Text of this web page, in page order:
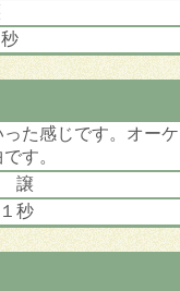
た感じです。オーケ
す。
譲
秒